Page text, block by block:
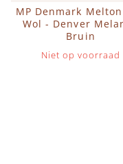
MP Denmark
Wol - Denver
Bruin
Niet op voorraad